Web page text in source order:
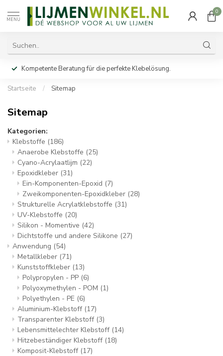
MENU
0
Kompetente Beratung für die perfekte Klebelösung.
Startseite / Sitemap
Sitemap
Kategorien:
Klebstoffe (186)
Anaerobe Klebstoffe (25)
Cyano-Acrylaatlijm (22)
Epoxidkleber (31)
Ein-Komponenten-Epoxid (7)
Zweikomponenten-Epoxidkleber (28)
Strukturelle Acrylatklebstoffe (31)
UV-Klebstoffe (20)
Silikon - Momentive (42)
Dichtstoffe und andere Silikone (27)
Anwendung (54)
Metallkleber (71)
Kunststoffkleber (13)
Polypropylen - PP (6)
Polyoxymethylen - POM (1)
Polyethylen - PE (6)
Aluminium-Klebstoff (17)
Transparenter Klebstoff (3)
Lebensmittelechter Klebstoff (14)
Hitzebeständiger Klebstoff (18)
Komposit-Klebstoff (17)